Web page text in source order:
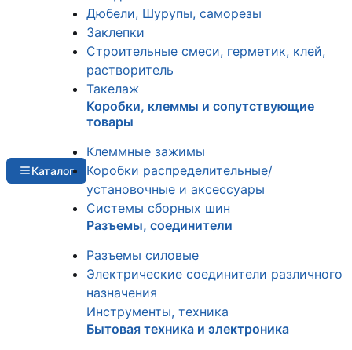
Каталог
Дюбели, Шурупы, саморезы
Заклепки
Строительные смеси, герметик, клей,
растворитель
Такелаж
Коробки, клеммы и сопутствующие
товары
Клеммные зажимы
Коробки распределительные/
установочные и аксессуары
Системы сборных шин
Разъемы, соединители
Разъемы силовые
Электрические соединители различного
назначения
Инструменты, техника
Бытовая техника и электроника